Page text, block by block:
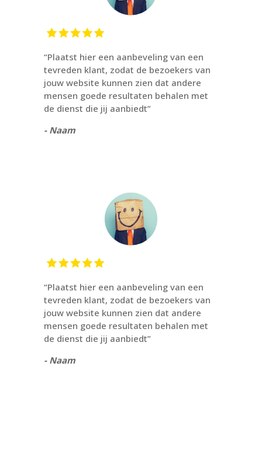
“Plaatst hier een aanbeveling van een
tevreden klant, zodat de bezoekers van
jouw website kunnen zien dat andere
mensen goede resultaten behalen met
de dienst die jij aanbiedt”
- Naam
“Plaatst hier een aanbeveling van een
tevreden klant, zodat de bezoekers van
jouw website kunnen zien dat andere
mensen goede resultaten behalen met
de dienst die jij aanbiedt”
- Naam